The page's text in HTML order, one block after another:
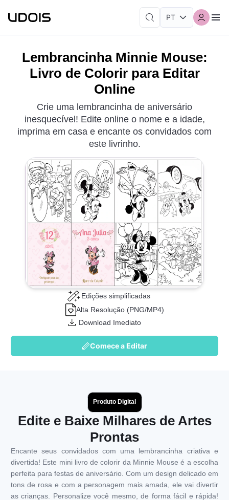
Lembrancinha Minnie Mouse:
Livro de Colorir para Editar
Online
Crie uma lembrancinha de aniversário
inesquecível! Edite online o nome e a idade,
imprima em casa e encante os convidados com
este livrinho.
Edições simplificadas
Alta Resolução (PNG/MP4)
Download Imediato
Comece a Editar
Produto Digital
Edite e Baixe Milhares de Artes
Prontas
Encante seus convidados com uma lembrancinha criativa e
divertida! Este mini livro de colorir da Minnie Mouse é a escolha
perfeita para festas de aniversário. Com um design delicado em
tons de rosa e com a personagem mais amada, ele vai divertir
as crianças. Personalize você mesmo, de forma fácil e rápida!